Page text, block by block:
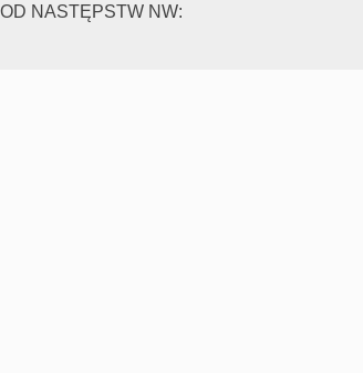
NASTĘPSTW NW: